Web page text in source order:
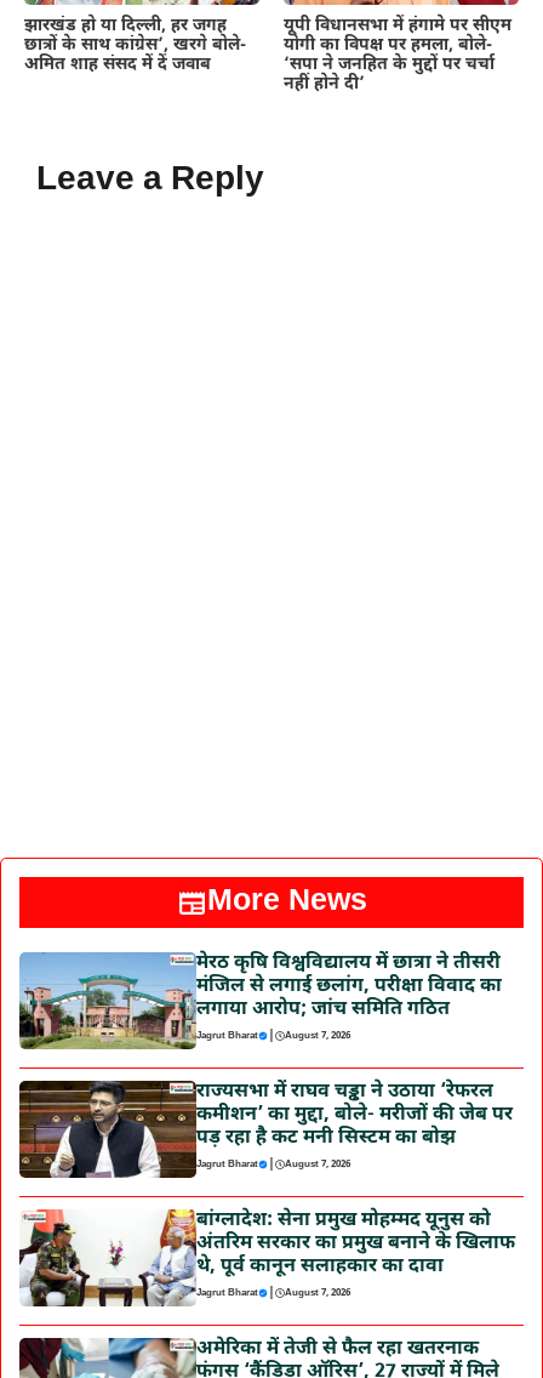
झारखंड हो या दिल्ली, हर जगह
छात्रों के साथ कांग्रेस’, खरगे बोले-
अमित शाह संसद में दें जवाब
यूपी विधानसभा में हंगामे पर सीएम
योगी का विपक्ष पर हमला, बोले-
‘सपा ने जनहित के मुद्दों पर चर्चा
नहीं होने दी’
Leave a Reply
More News
मेरठ कृषि विश्वविद्यालय में छात्रा ने तीसरी
मंजिल से लगाई छलांग, परीक्षा विवाद का
लगाया आरोप; जांच समिति गठित
Jagrut Bharat | August 7, 2026
राज्यसभा में राघव चड्ढा ने उठाया ‘रेफरल
कमीशन’ का मुद्दा, बोले- मरीजों की जेब पर
पड़ रहा है कट मनी सिस्टम का बोझ
Jagrut Bharat | August 7, 2026
बांग्लादेश: सेना प्रमुख मोहम्मद यूनुस को
अंतरिम सरकार का प्रमुख बनाने के खिलाफ
थे, पूर्व कानून सलाहकार का दावा
Jagrut Bharat | August 7, 2026
अमेरिका में तेजी से फैल रहा खतरनाक